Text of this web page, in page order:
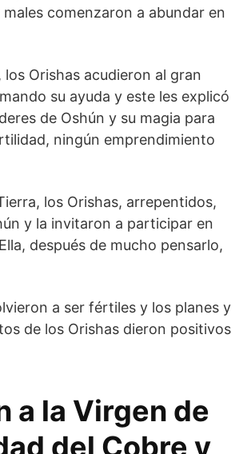
comenzaron a abundar en
los Orishas acudieron al gran
su ayuda y este les explicó
de Oshún y su magia para
ningún emprendimiento
los Orishas, arrepentidos,
y la invitaron a participar en
después de mucho pensarlo,
a ser fértiles y los planes y
de los Orishas dieron positivos
a la Virgen de
del Cobre y